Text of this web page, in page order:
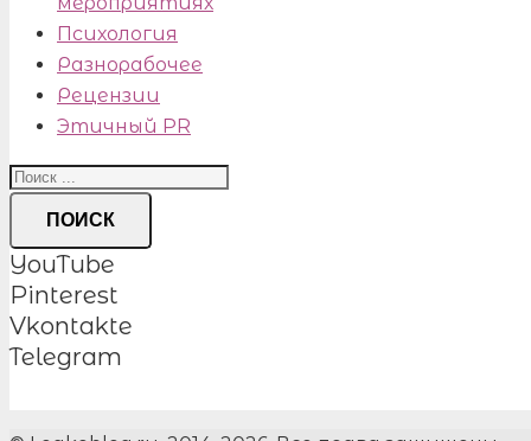
Психология
Разнорабочее
Рецензии
Этичный PR
ПОИСК
YouTube
Pinterest
Vkontakte
Telegram